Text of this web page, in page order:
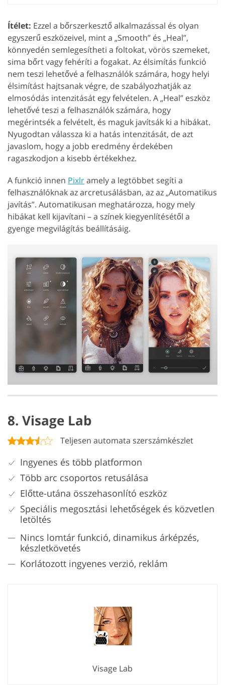
Ítélet: Ezzel a bőrszerkesztő alkalmazással és olyan
egyszerű eszközeivel, mint a „Smooth” és „Heal”,
könnyedén semlegesítheti a foltokat, vörös szemeket,
sima bőrt vagy fehéríti a fogakat. Az élsimítás funkció
nem teszi lehetővé a felhasználók számára, hogy helyi
élsimítást hajtsanak végre, de szabályozhatják az
elmosódás intenzitását egy felvételen. A „Heal” eszköz
lehetővé teszi a felhasználók számára, hogy
megérintsék a felvételt, és maguk javítsák ki a hibákat.
Nyugodtan válassza ki a hatás intenzitását, de azt
javaslom, hogy a jobb eredmény érdekében
ragaszkodjon a kisebb értékekhez.
A funkció innen Pixlramely a legtöbbet segíti a
felhasználóknak az arcretusálásban, az az „Automatikus
javítás”. Automatikusan meghatározza, hogy mely
hibákat kell kijavítani – a színek kiegyenlítésétől a
gyenge megvilágítás beállításáig.
8. Visage Lab
Teljesen automata szerszámkészlet
Ingyenes és több platformon
Több arc csoportos retusálása
Előtte-utána összehasonlító eszköz
Speciális megosztási lehetőségek és közvetlen
letöltés
Nincs lomtár funkció, dinamikus árképzés,
készletkövetés
Korlátozott ingyenes verzió, reklám
Visage Lab